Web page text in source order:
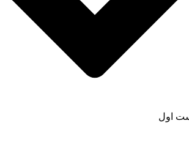
اول